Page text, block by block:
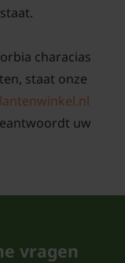
solitair in de
subsp.
kleur. De
kan goed tegen
characias
staat onze
uw
vragen